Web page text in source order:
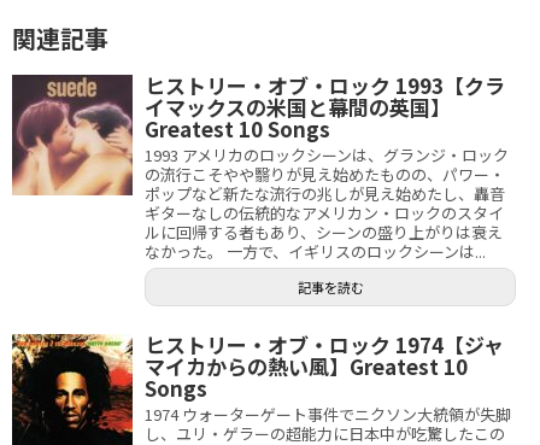
関連記事
ヒストリー・オブ・ロック 1993【クラ
イマックスの米国と幕間の英国】
Greatest 10 Songs
1993 アメリカのロックシーンは、グランジ・ロック
の流行こそやや翳りが見え始めたものの、パワー・
ポップなど新たな流行の兆しが見え始めたし、轟音
ギターなしの伝統的なアメリカン・ロックのスタイ
ルに回帰する者もあり、シーンの盛り上がりは衰え
なかった。 一方で、イギリスのロックシーンは...
記事を読む
ヒストリー・オブ・ロック 1974【ジャ
マイカからの熱い風】Greatest 10
Songs
1974 ウォーターゲート事件でニクソン大統領が失脚
し、ユリ・ゲラーの超能力に日本中が吃驚したこの